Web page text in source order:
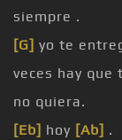
siempre .
[G] yo te
veces hay que
no quiera.
[Eb] hoy [Ab] .